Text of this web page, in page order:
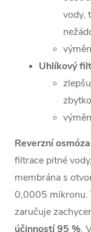
vody,
Uhlíkový
Reverzní osmóza
filtrace pitné
membrána s
0,0005 mikronu.
zaručuje
účinností 95 %.